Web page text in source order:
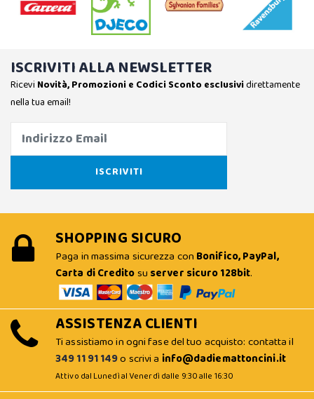
ISCRIVITI ALLA NEWSLETTER
Ricevi Novità, Promozioni e Codici Sconto esclusividirettamente
nella tua email!
SHOPPING SICURO
Paga in massima sicurezza con Bonifico, PayPal,
Carta di Creditosu server sicuro 128bit.
ASSISTENZA CLIENTI
Ti assistiamo in ogni fase del tuo acquisto: contatta il
349 11 91 149o scrivi a info@dadiemattoncini.it
Attivo dal Lunedì al Venerdì dalle 9:30 alle 16:30